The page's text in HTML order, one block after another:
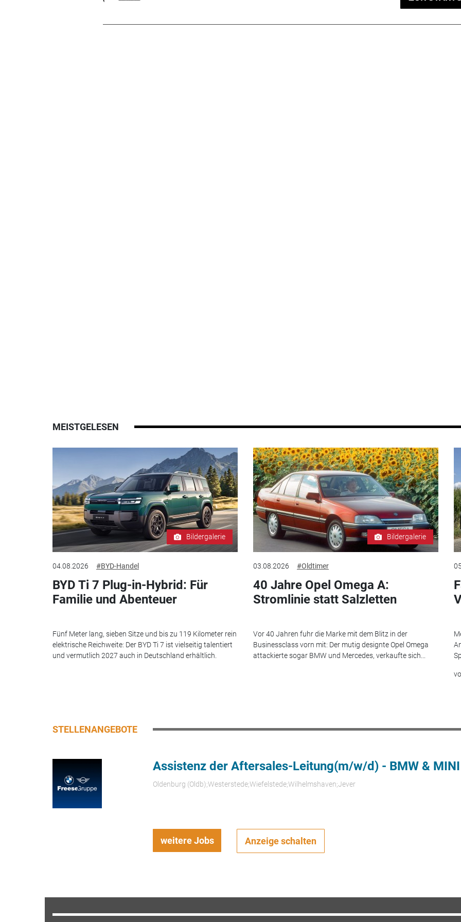
MEISTGELESEN
Bildergalerie
04.08.2026 #BYD-Handel
BYD Ti 7 Plug-in-Hybrid: Für
Familie und Abenteuer
Fünf Meter lang, sieben Sitze und bis zu 119 Kilometer rein
elektrische Reichweite: Der BYD Ti 7 ist vielseitig talentiert
und vermutlich 2027 auch in Deutschland erhältlich.
Bildergalerie
03.08.2026 #Oldtimer
40 Jahre Opel Omega A:
Stromlinie statt Salzletten
Vor 40 Jahren fuhr die Marke mit dem Blitz in der
Businessclass vorn mit: Der mutig designte Opel Omega
attackierte sogar BMW und Mercedes, verkaufte sich...
STELLENANGEBOTE
Assistenz der Aftersales-Leitung(m/w/d) - BMW & MINI
Oldenburg (Oldb);Westerstede;Wiefelstede;Wilhelmshaven;Jever
weitere Jobs Anzeige schalten